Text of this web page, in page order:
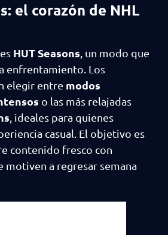
el corazón de NHL
HUT Seasons , un modo que
enfrentamiento. Los
elegir entre modos
o las más relajadas
, ideales para quienes
casual. El objetivo es
contenido fresco con
motiven a regresar semana